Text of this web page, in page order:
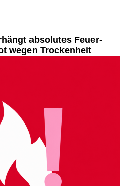
absolutes Feuer-
wegen Trockenheit